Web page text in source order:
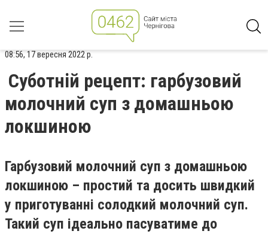
08:56, 17 вересня 2022 р.
Суботній рецепт: гарбузовий
молочний суп з домашньою
локшиною
Гарбузовий молочний суп з домашньою
локшиною – простий та досить швидкий
у приготуванні солодкий молочний суп.
Такий суп ідеально пасуватиме до